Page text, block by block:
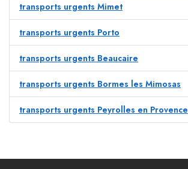
transports urgents Mimet
transports urgents Porto
transports urgents Beaucaire
transports urgents Bormes les Mimosas
transports urgents Peyrolles en Provence